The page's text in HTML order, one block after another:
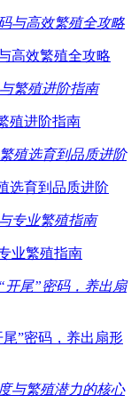
高效繁殖全攻略
殖进阶指南
选育到品质进阶
业繁殖指南
”密码，养出扇形